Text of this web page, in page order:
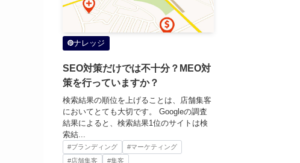
ナレッジ
SEO対策だけでは不十分？MEO対
策を行っていますか？
検索結果の順位を上げることは、店舗集客
においてとても大切です。 Googleの調査
結果によると、検索結果1位のサイトは検
索結...
#ブランディング
#マーケティング
#店舗集客
#集客